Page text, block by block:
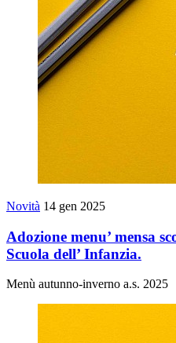
Novità 14 gen 2025
Adozione menu’ mensa
Scuola dell’ Infanzia.
Menù autunno-inverno a.s. 2025